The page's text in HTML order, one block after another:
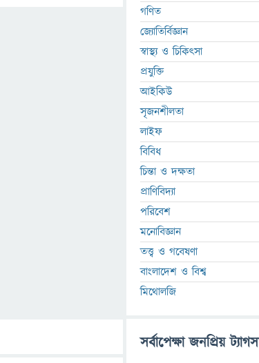
গণিত
জ্যোতির্বিজ্ঞান
স্বাস্থ্য ও চিকিৎসা
প্রযুক্তি
আইকিউ
সৃজনশীলতা
লাইফ
বিবিধ
চিন্তা ও দক্ষতা
প্রাণিবিদ্যা
পরিবেশ
মনোবিজ্ঞান
তত্ত্ব ও গবেষণা
বাংলাদেশ ও বিশ্ব
মিথোলজি
সর্বাপেক্ষা জনপ্রিয়